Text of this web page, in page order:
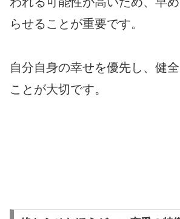
らせることが重要です。
自分自身の幸せを優先し、健
ことが大切です。